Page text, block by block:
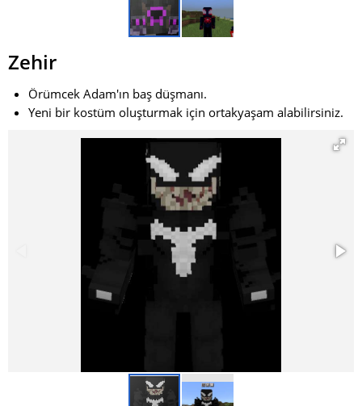
Zehir
Örümcek Adam'ın baş düşmanı.
Yeni bir kostüm oluşturmak için ortakyaşam alabilirsiniz.